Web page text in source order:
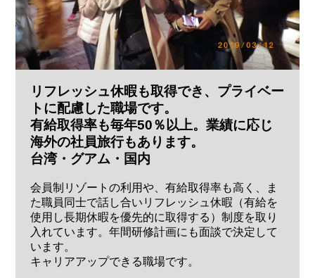
リフレッシュ休暇も取得でき、プライベー
トに配慮した職場です。
有給取得率も毎年50％以上。業績に応じ
海外の社員旅行もあります。
台湾・グアム・国内
会員制リゾートの利用や、有給取得率も高く、ま
た職員同士で話し合いリフレッシュ休暇（有給を
使用し長期休暇を優先的に取得する）制度を取り
入れています。年間研修計画にも面談で決定して
います。
キャリアアップできる職場です。